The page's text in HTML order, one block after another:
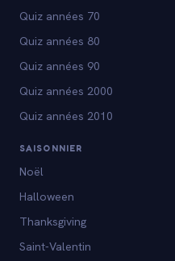
Quiz années 70
Quiz années 80
Quiz années 90
Quiz années 2000
Quiz années 2010
SAISONNIER
Noël
Halloween
Thanksgiving
Saint-Valentin